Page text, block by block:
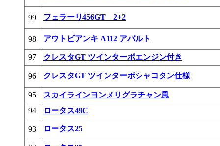
99 フェラーリ456GT 2+2
98 アウトビアンキ A112 アバルト
97 クレスタGT ツインターボエンジン付き
96 クレスタGT ツインターボシャコタン仕様
95
スカイラインヨンメリグラチャン風
94
ロータス49C
93 ロータス25